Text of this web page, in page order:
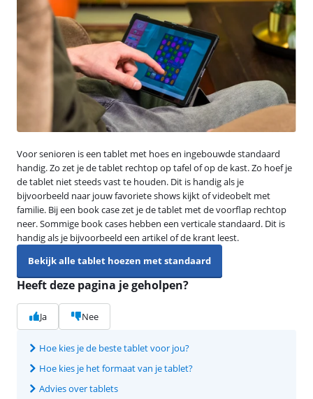
Voor senioren is een tablet met hoes en ingebouwde standaard
handig. Zo zet je de tablet rechtop op tafel of op de kast. Zo hoef je
de tablet niet steeds vast te houden. Dit is handig als je
bijvoorbeeld naar jouw favoriete shows kijkt of videobelt met
familie. Bij een book case zet je de tablet met de voorflap rechtop
neer. Sommige book cases hebben een verticale standaard. Dit is
handig als je bijvoorbeeld een artikel of de krant leest.
Bekijk alle tablet hoezen met standaard
Heeft deze pagina je geholpen?
Ja Nee
Hoe kies je de beste tablet voor jou?
Hoe kies je het formaat van je tablet?
Advies over tablets